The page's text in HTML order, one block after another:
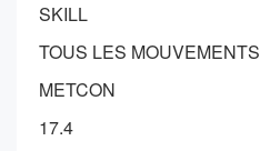
SKILL
TOUS LES MOUVEMENTS
METCON
17.4